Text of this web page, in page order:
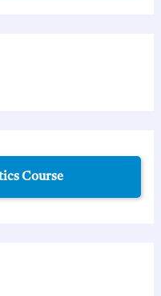
Course